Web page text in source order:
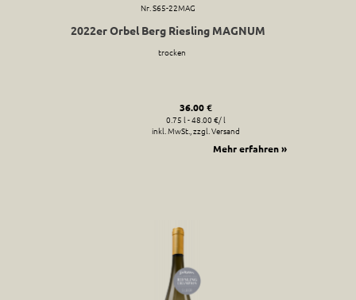
Nr. S65-22MAG
2022er Orbel Berg Riesling MAGNUM
trocken
36.00 €
0.75 l - 48.00 €/ l
inkl. MwSt., zzgl. Versand
Mehr erfahren »